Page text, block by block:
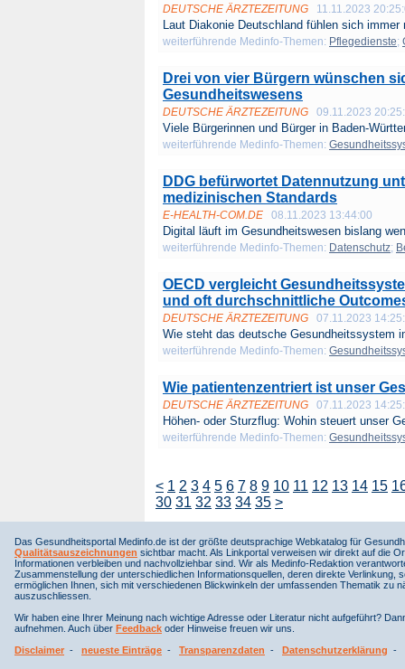
DEUTSCHE ÄRZTEZEITUNG 11.11.2023
Laut Diakonie Deutschland fühlen sich immer
weiterführende Medinfo-Themen: Pflegedienste;
Drei von vier Bürgern wünschen
Gesundheitswesens
DEUTSCHE ÄRZTEZEITUNG 09.11.2023
Viele Bürgerinnen und Bürger in Baden-
weiterführende Medinfo-Themen:
DDG befürwortet Datennutzung
medizinischen Standards
E-HEALTH-COM.DE 08.11.2023 13:44:00
Digital läuft im Gesundheitswesen bislang
weiterführende Medinfo-Themen: Datenschutz;
OECD vergleicht
und oft durchschnittliche
DEUTSCHE ÄRZTEZEITUNG 07.11.2023
Wie steht das deutsche Gesundheitssystem
weiterführende Medinfo-Themen:
Wie patientenzentriert ist unser
DEUTSCHE ÄRZTEZEITUNG 07.11.2023
Höhen- oder Sturzflug: Wohin steuert unser
weiterführende Medinfo-Themen:
< 1 2 3 4 5 6 7 8 9 10 11 12 13 14 15
30 31 32 33 34 35 >
Das Gesundheitsportal Medinfo.de ist der größte deutsprachige Webkatalog für
Qualitätsauszeichnungen sichtbar macht. Als Linkportal verweisen wir direkt auf die
Informationen verbleiben und nachvollziehbar sind. Wir als Medinfo-Redaktion
Zusammenstellung der unterschiedlichen Informationsquellen, deren direkte
ermöglichen Ihnen, sich mit verschiedenen Blickwinkeln der umfassenden Thematik
auszuschliessen.
Wir haben eine Ihrer Meinung nach wichtige Adresse oder Literatur nicht aufgeführt?
aufnehmen. Auch über Feedback oder Hinweise freuen wir uns.
Disclaimer - neueste Einträge - Transparenzdaten - Datenschutzerklärung -